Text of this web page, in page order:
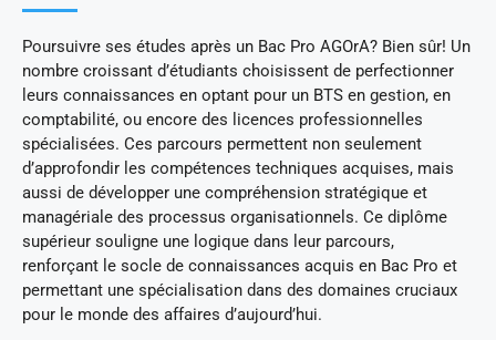
Poursuivre ses études après un Bac Pro AGOrA? Bien sûr! Un
nombre croissant d’étudiants choisissent de perfectionner
leurs connaissances en optant pour un BTS en gestion, en
comptabilité, ou encore des licences professionnelles
spécialisées. Ces parcours permettent non seulement
d’approfondir les compétences techniques acquises, mais
aussi de développer une compréhension stratégique et
managériale des processus organisationnels. Ce diplôme
supérieur souligne une logique dans leur parcours,
renforçant le socle de connaissances acquis en Bac Pro et
permettant une spécialisation dans des domaines cruciaux
pour le monde des affaires d’aujourd’hui.